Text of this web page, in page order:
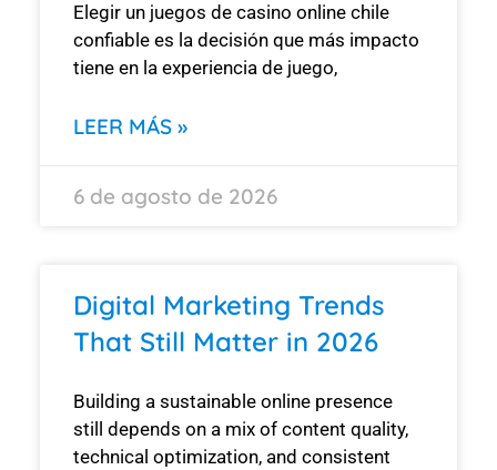
Elegir un juegos de casino online chile
confiable es la decisión que más impacto
tiene en la experiencia de juego,
LEER MÁS »
6 de agosto de 2026
Digital Marketing Trends
That Still Matter in 2026
Building a sustainable online presence
still depends on a mix of content quality,
technical optimization, and consistent